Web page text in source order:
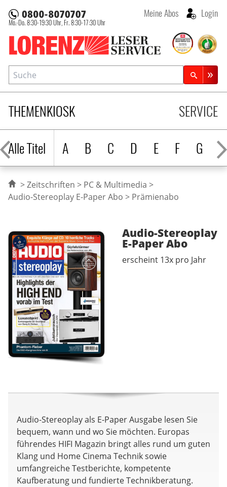
Lorenz Leserservice
Mo.-Do. 8:30-19:30 Uhr, Fr. 8:30-17:30 Uhr
Meine Abos Login
THEMENKIOSK
Alle Titel
A B C D E F G H
SERVICE
Suche
Zeitschriftensuche
Zeitschriften
PC & Multimedia
Audio-Stereoplay E-Paper Abo
Prämienabo
Audio-Stereoplay
E-PaperAbo
erscheint 13x pro Jahr
Audio-Stereoplay als E-Paper Ausgabe lesen Sie
bequem, wann und wo Sie möchten. Europas
führendes HIFI Magazin bringt alles rund um guten
Klang und Home Cinema Technik sowie
umfangreiche Testberichte, kompetente
Kaufberatung und fundierte Technikberatung.